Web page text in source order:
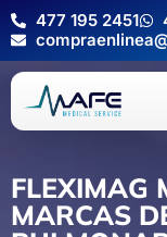
477 195 2451
FLEXIMAG
MARCAS